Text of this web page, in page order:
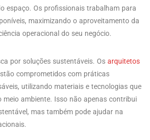
espaço. Os profissionais trabalham para
maximizando o aproveitamento da
operacional do seu negócio.
por soluções sustentáveis. Os arquitetos
comprometidos com práticas
utilizando materiais e tecnologias que
meio ambiente. Isso não apenas contribui
mas também pode ajudar na